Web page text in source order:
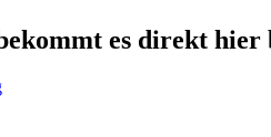
es direkt hier